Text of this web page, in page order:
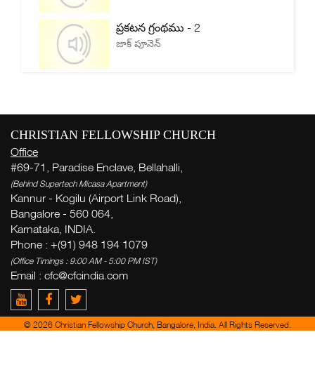
ప్రకటన గ్రంథము - 2
జాక్ పూనెన్
CHRISTIAN FELLOWSHIP CHURCH
Office
#69-71, Paradise Enclave, Bellahalli,
(Behind Supertech Micasa Apartment)
Kannur - Kogilu (Airport Link Road),
Bangalore - 560 064,
Karnataka, INDIA.
Phone : +(91) 948 194 1079
(Office Timings : 9:00 AM - 5:00 PM IST)
Email : cfc@cfcindia.com
© 2026 Christian Fellowship Church, Bangalore, India. All Rights Reserved.